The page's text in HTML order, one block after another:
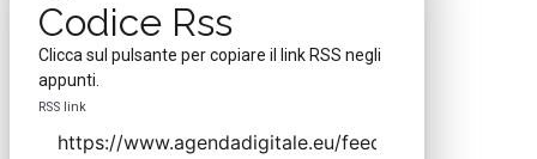
Codice Rss
Clicca sul pulsante per copiare il link RSS negli
appunti.
RSS link